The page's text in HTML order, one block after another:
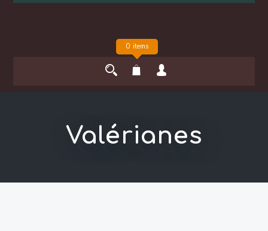
0 items
Valérianes